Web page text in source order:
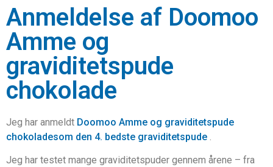
Anmeldelse af Doomoo
Amme og
graviditetspude
chokolade
Jeg har anmeldt Doomoo Amme og graviditetspude
chokoladesom den 4. bedste graviditetspude .
Jeg har testet mange graviditetspuder gennem årene – fra